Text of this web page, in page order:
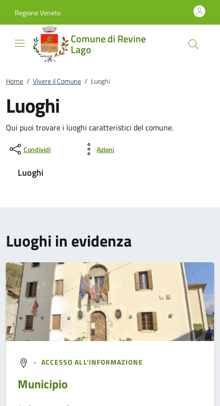
Regione Veneto
Comune di Revine
Lago
Home / Vivere il Comune / Luoghi
Luoghi
Qui puoi trovare i luoghi caratteristici del comune.
Condividi Azioni
Luoghi
Luoghi in evidenza
- ACCESSO ALL'INFORMAZIONE
Municipio